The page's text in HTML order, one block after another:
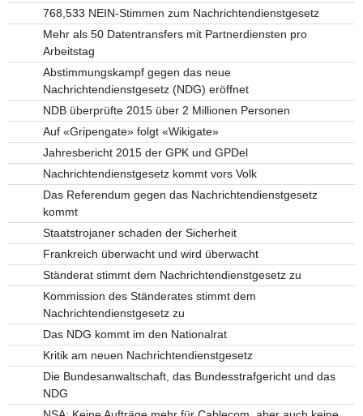
768,533 NEIN-Stimmen zum Nachrichtendienstgesetz
Mehr als 50 Datentransfers mit Partnerdiensten pro
Arbeitstag
Abstimmungskampf gegen das neue
Nachrichtendienstgesetz (NDG) eröffnet
NDB überprüfte 2015 über 2 Millionen Personen
Auf «Gripengate» folgt «Wikigate»
Jahresbericht 2015 der GPK und GPDel
Nachrichtendienstgesetz kommt vors Volk
Das Referendum gegen das Nachrichtendienstgesetz
kommt
Staatstrojaner schaden der Sicherheit
Frankreich überwacht und wird überwacht
Ständerat stimmt dem Nachrichtendienstgesetz zu
Kommission des Ständerates stimmt dem
Nachrichtendienstgesetz zu
Das NDG kommt im den Nationalrat
Kritik am neuen Nachrichtendienstgesetz
Die Bundesanwaltschaft, das Bundesstrafgericht und das
NDG